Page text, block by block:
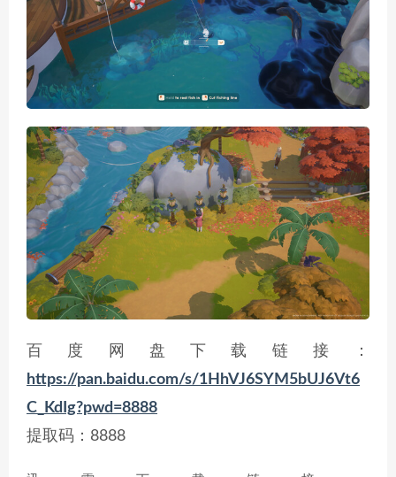
百度网盘下载链接：
https://pan.baidu.com/s/1HhVJ6SYM5bUJ6Vt6
C_KdIg?pwd=8888
提取码：8888